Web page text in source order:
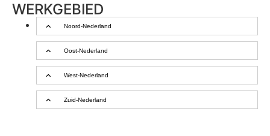
WERKGEBIED
Noord-Nederland
Oost-Nederland
West-Nederland
Zuid-Nederland